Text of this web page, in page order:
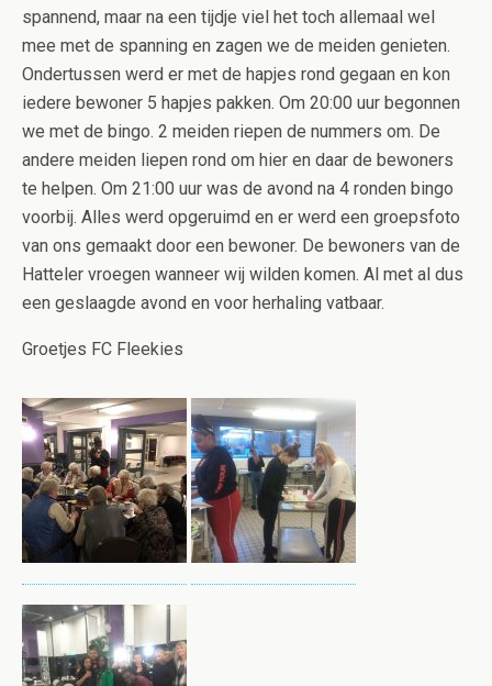
spannend, maar na een tijdje viel het toch allemaal wel
mee met de spanning en zagen we de meiden genieten.
Ondertussen werd er met de hapjes rond gegaan en kon
iedere bewoner 5 hapjes pakken. Om 20:00 uur begonnen
we met de bingo. 2 meiden riepen de nummers om. De
andere meiden liepen rond om hier en daar de bewoners
te helpen. Om 21:00 uur was de avond na 4 ronden bingo
voorbij. Alles werd opgeruimd en er werd een groepsfoto
van ons gemaakt door een bewoner. De bewoners van de
Hatteler vroegen wanneer wij wilden komen. Al met al dus
een geslaagde avond en voor herhaling vatbaar.
Groetjes FC Fleekies